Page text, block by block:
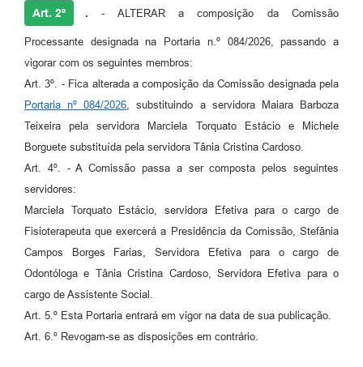
Art. 2º . - ALTERAR a composição da Comissão
Processante designada na Portaria n.º 084/2026, passando a
vigorar com os seguintes membros:
Art. 3º. - Fica alterada a composição da Comissão designada pela
Portaria nº 084/2026, substituindo a servidora Maiara Barboza
Teixeira pela servidora Marciela Torquato Estácio e Michele
Borguete substituída pela servidora Tânia Cristina Cardoso.
Art. 4º. - A Comissão passa a ser composta pelos seguintes
servidores:
Marciela Torquato Estácio, servidora Efetiva para o cargo de
Fisioterapeuta que exercerá a Presidência da Comissão, Stefânia
Campos Borges Farias, Servidora Efetiva para o cargo de
Odontóloga e Tânia Cristina Cardoso, Servidora Efetiva para o
cargo de Assistente Social.
Art. 5.º Esta Portaria entrará em vigor na data de sua publicação.
Art. 6.º Revogam-se as disposições em contrário.